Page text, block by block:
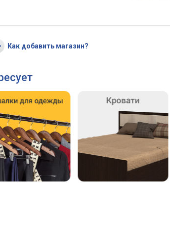
Как добавить магазин?